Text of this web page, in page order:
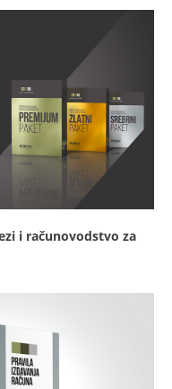
i računovodstvo za